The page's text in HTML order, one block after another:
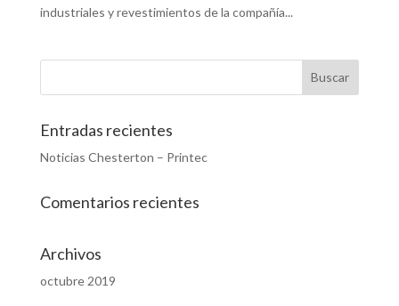
industriales y revestimientos de la compañía...
Entradas recientes
Noticias Chesterton – Printec
Comentarios recientes
Archivos
octubre 2019